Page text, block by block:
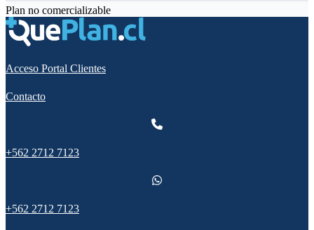
Plan no comercializable
Acceso Portal Clientes
Contacto
+562 2712 7123
+562 2712 7123